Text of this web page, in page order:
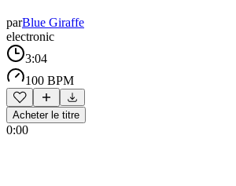
parBlue Giraffe
electronic
3:04
100 BPM
Acheter le titre
0:00